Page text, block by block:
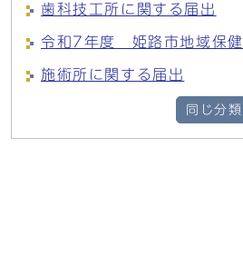
歯科技工所に関する届出
令和7年度 姫路市地域保健
施術所に関する届出
同じ分